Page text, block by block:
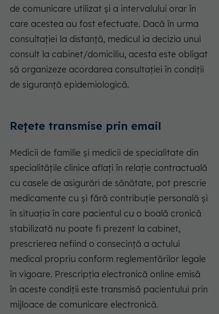
de comunicare utilizat și a intervalului orar în
care acestea au fost efectuate. Dacă în urma
consultației la distanță, medicul ia decizia unui
consult la cabinet/domiciliu, acesta este obligat
să organizeze acordarea consultației în condiții
de siguranță epidemiologică.
Rețete transmise prin email
Medicii de familie și medicii de specialitate din
specialitățile clinice aflați în relație contractuală
cu casele de asigurări de sănătate, pot prescrie
medicamente cu și fără contribuție personală și
în situația în care pacientul cu o boală cronică
stabilizată nu poate fi prezent la cabinet,
prescrierea nefiind o consecință a actului
medical propriu conform reglementărilor legale
în vigoare. Prescripția electronică online emisă
în aceste condiții este transmisă pacientului prin
mijloace de comunicare electronică.